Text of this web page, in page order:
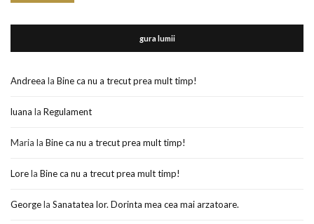
gura lumii
Andreea la Bine ca nu a trecut prea mult timp!
luana la Regulament
Maria la Bine ca nu a trecut prea mult timp!
Lorela Bine ca nu a trecut prea mult timp!
Georgela Sanatatea lor. Dorinta mea cea mai arzatoare.